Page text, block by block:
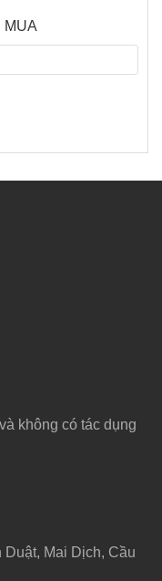
MUA
không có tác dụng
Mai Dịch, Cầu